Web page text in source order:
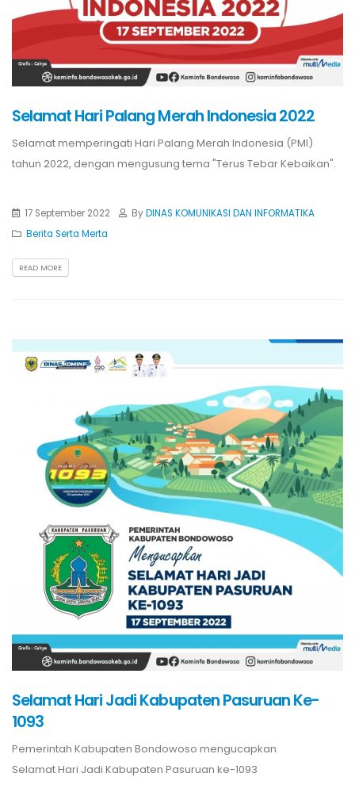
Selamat Hari Palang Merah Indonesia 2022
Selamat memperingati Hari Palang Merah Indonesia (PMI)
tahun 2022, dengan mengusung tema "Terus Tebar Kebaikan".
17 September 2022 ByDINAS KOMUNIKASI DAN INFORMATIKA
Berita Serta Merta
READ MORE
Selamat Hari Jadi Kabupaten Pasuruan Ke-
1093
Pemerintah Kabupaten Bondowoso mengucapkan
Selamat Hari Jadi Kabupaten Pasuruan ke-1093